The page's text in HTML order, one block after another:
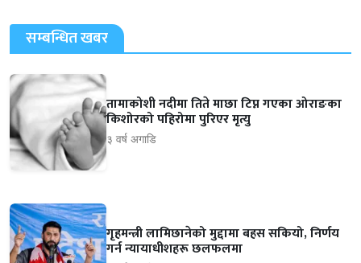
सम्बन्धित खबर
तामाकोशी नदीमा तिते माछा टिप्न गएका ओराङका
किशोरको पहिरोमा पुरिएर मृत्यु
३ वर्ष अगाडि
गृहमन्त्री लामिछानेको मुद्दामा बहस सकियो, निर्णय
गर्न न्यायाधीशहरू छलफलमा